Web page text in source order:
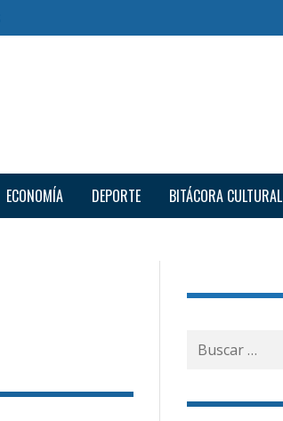
ECONOMÍA DEPORTE BITÁCORA CULTURAL
Buscar
por: